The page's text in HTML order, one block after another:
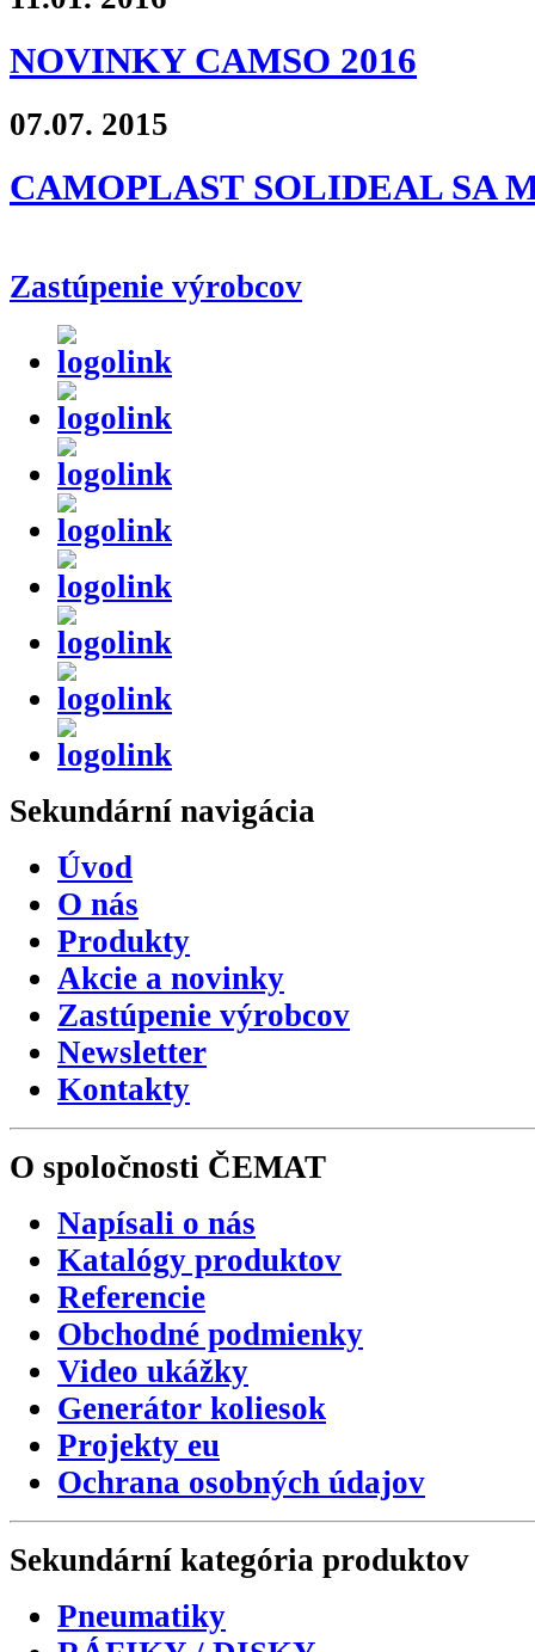
NOVINKY CAMSO 2016
07.07. 2015
CAMOPLAST SOLIDEAL SA
Zastúpenie výrobcov
Sekundární navigácia
Úvod
O nás
Produkty
Akcie a novinky
Zastúpenie výrobcov
Newsletter
Kontakty
O spoločnosti ČEMAT
Napísali o nás
Katalógy produktov
Referencie
Obchodné podmienky
Video ukážky
Generátor koliesok
Projekty eu
Ochrana osobných údajov
Sekundární kategória produktov
Pneumatiky